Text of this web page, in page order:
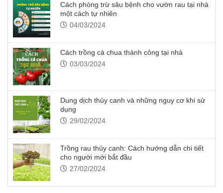
Cách phòng trừ sâu bệnh cho vườn rau tại nhà
một cách tự nhiên
04/03/2024
Cách trồng cà chua thành công tại nhà
03/03/2024
Dung dịch thủy canh và những nguy cơ khi sử
dụng
29/02/2024
Trồng rau thủy canh: Cách hướng dẫn chi tiết
cho người mới bắt đầu
27/02/2024